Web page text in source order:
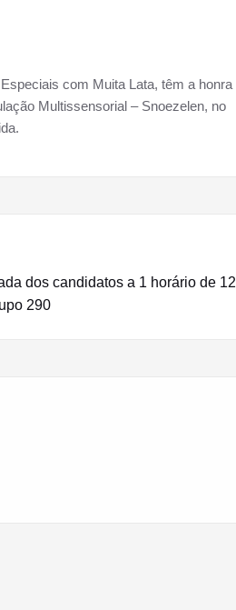
com Muita Lata, têm a honra
Multissensorial – Snoezelen, no
dos candidatos a 1 horário de 12
290